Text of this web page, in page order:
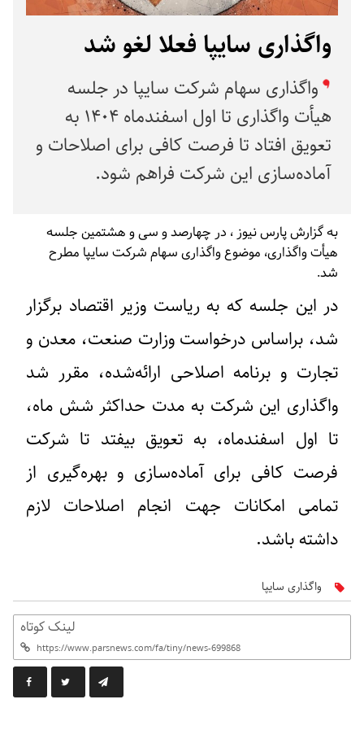
واگذاری سایپا فعلا لغو شد
واگذاری سهام شرکت سایپا در جلسه
هیأت واگذاری تا اول اسفندماه ۱۴۰۴ به
تعویق افتاد تا فرصت کافی برای اصلاحات و
آماده‌سازی این شرکت فراهم شود.
به گزارش پارس نیوز ، در چهارصد و سی و هشتمین جلسه
هیأت واگذاری، موضوع واگذاری سهام شرکت سایپا مطرح
شد.
در این جلسه که به ریاست وزیر اقتصاد برگزار
شد، براساس درخواست وزارت صنعت، معدن و
تجارت و برنامه اصلاحی ارائه‌شده، مقرر شد
واگذاری این شرکت به مدت حداکثر شش ماه،
تا اول اسفندماه، به تعویق بیفتد تا شرکت
فرصت کافی برای آماده‌سازی و بهره‌گیری از
تمامی امکانات جهت انجام اصلاحات لازم
داشته باشد.
واگذاری سایپا
لینک کوتاه